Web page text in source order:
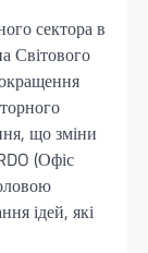
сектора в
Світового
що зміни
(Офіс
ідей, які